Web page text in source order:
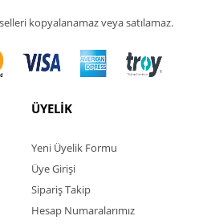
kopyalanamaz veya satılamaz.
ÜYELİK
Yeni Üyelik Formu
Üye Girişi
Sipariş Takip
Hesap Numaralarımız